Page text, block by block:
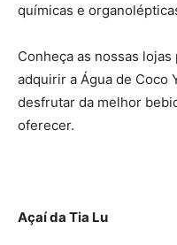
químicas e
Conheça as nossas
adquirir a Água de Coco
desfrutar da melhor
oferecer.
Açaí da Tia Lu